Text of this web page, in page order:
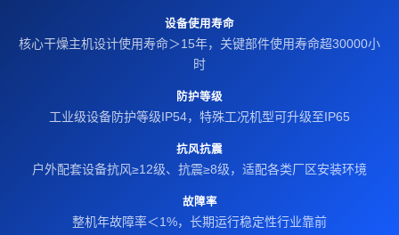
设备使用寿命
核心干燥主机设计使用寿命＞15年，关键部件使用寿命超30000小
时
防护等级
工业级设备防护等级IP54，特殊工况机型可升级至IP65
抗风抗震
户外配套设备抗风≥12级、抗震≥8级，适配各类厂区安装环境
故障率
整机年故障率＜1%，长期运行稳定性行业靠前